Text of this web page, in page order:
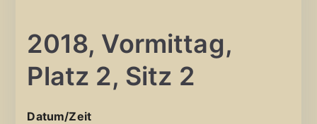
2018, Vormittag,
Platz 2, Sitz 2
Datum/Zeit